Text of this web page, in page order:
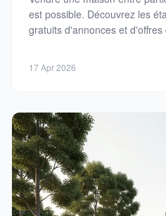
est possible. Découvrez les
gratuits d'annonces et
17 Apr 2026